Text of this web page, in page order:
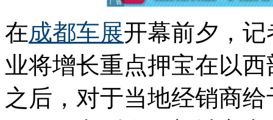
在成都车展开幕前夕，
业将增长重点押宝在以
之后，对于当地经销商